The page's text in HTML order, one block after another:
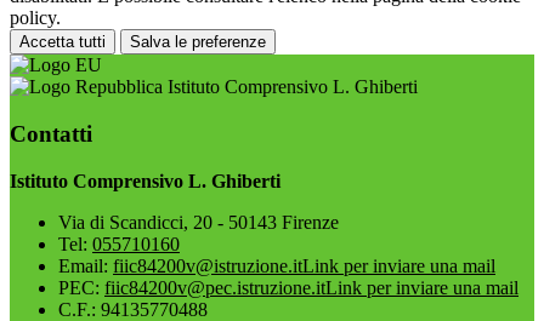
policy.
Accetta tutti Salva le preferenze
Istituto Comprensivo L. Ghiberti
Contatti
Istituto Comprensivo L. Ghiberti
Via di Scandicci, 20 - 50143 Firenze
Tel: 055710160
Email: fiic84200v@istruzione.itLink per inviare una mail
PEC: fiic84200v@pec.istruzione.itLink per inviare una mail
C.F.: 94135770488